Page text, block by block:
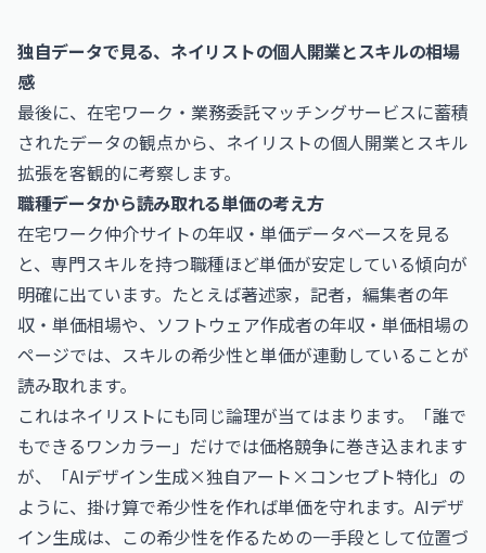
独自データで見る、ネイリストの個人開業とスキルの相場
感
最後に、在宅ワーク・業務委託マッチングサービスに蓄積
されたデータの観点から、ネイリストの個人開業とスキル
拡張を客観的に考察します。
職種データから読み取れる単価の考え方
在宅ワーク仲介サイトの年収・単価データベースを見る
と、専門スキルを持つ職種ほど単価が安定している傾向が
明確に出ています。たとえば著述家，記者，編集者の年
収・単価相場や、 ソフトウェア作成者の年収・単価相場の
ページでは、スキルの希少性と単価が連動していることが
読み取れます。
これはネイリストにも同じ論理が当てはまります。「誰で
もできるワンカラー」だけでは価格競争に巻き込まれます
が、「AIデザイン生成×独自アート×コンセプト特化」の
ように、掛け算で希少性を作れば単価を守れます。AIデザ
イン生成は、この希少性を作るための一手段として位置づ